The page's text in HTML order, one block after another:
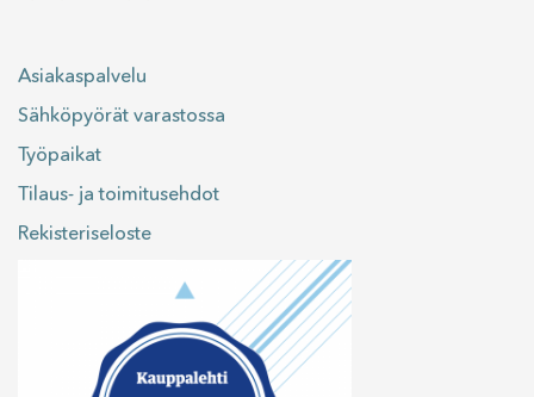
Asiakaspalvelu
Sähköpyörät varastossa
Työpaikat
Tilaus- ja toimitusehdot
Rekisteriseloste